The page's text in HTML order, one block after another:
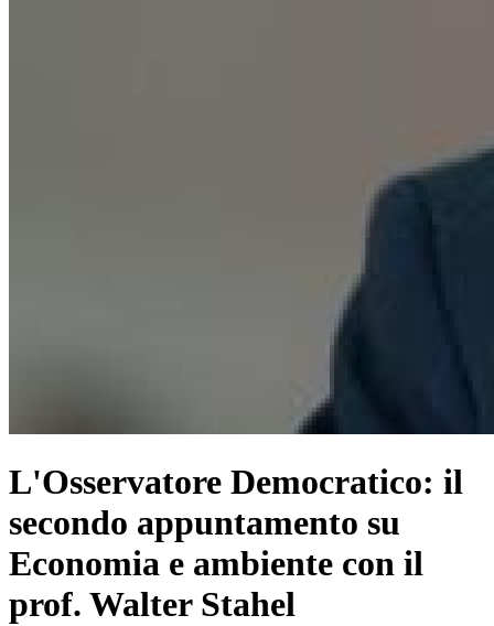
L'Osservatore Democratico: il
secondo appuntamento su
Economia e ambiente con il
prof. Walter Stahel